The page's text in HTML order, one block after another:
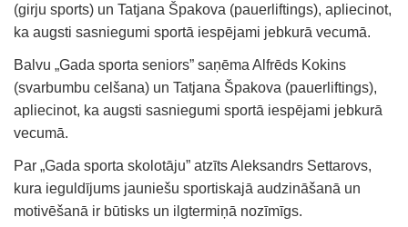
(girju sports) un Tatjana Špakova (pauerliftings), apliecinot,
ka augsti sasniegumi sportā iespējami jebkurā vecumā.
Balvu „Gada sporta seniors” saņēma Alfrēds Kokins
(svarbumbu celšana) un Tatjana Špakova (pauerliftings),
apliecinot, ka augsti sasniegumi sportā iespējami jebkurā
vecumā.
Par „Gada sporta skolotāju” atzīts Aleksandrs Settarovs,
kura ieguldījums jauniešu sportiskajā audzināšanā un
motivēšanā ir būtisks un ilgtermiņā nozīmīgs.